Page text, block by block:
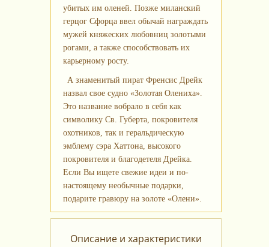
убитых им оленей. Позже миланский
герцог Сфорца ввел обычай награждать
мужей княжеских любовниц золотыми
рогами, а также способствовать их
карьерному росту.
А знаменитый пират Френсис Дрейк
назвал свое судно «Золотая Олениха».
Это название вобрало в себя как
символику Св. Губерта, покровителя
охотников, так и геральдическую
эмблему сэра Хаттона, высокого
покровителя и благодетеля Дрейка.
Если Вы ищете свежие идеи и по-
настоящему необычные подарки,
подарите гравюру на золоте «Олени».
Описание и характеристики